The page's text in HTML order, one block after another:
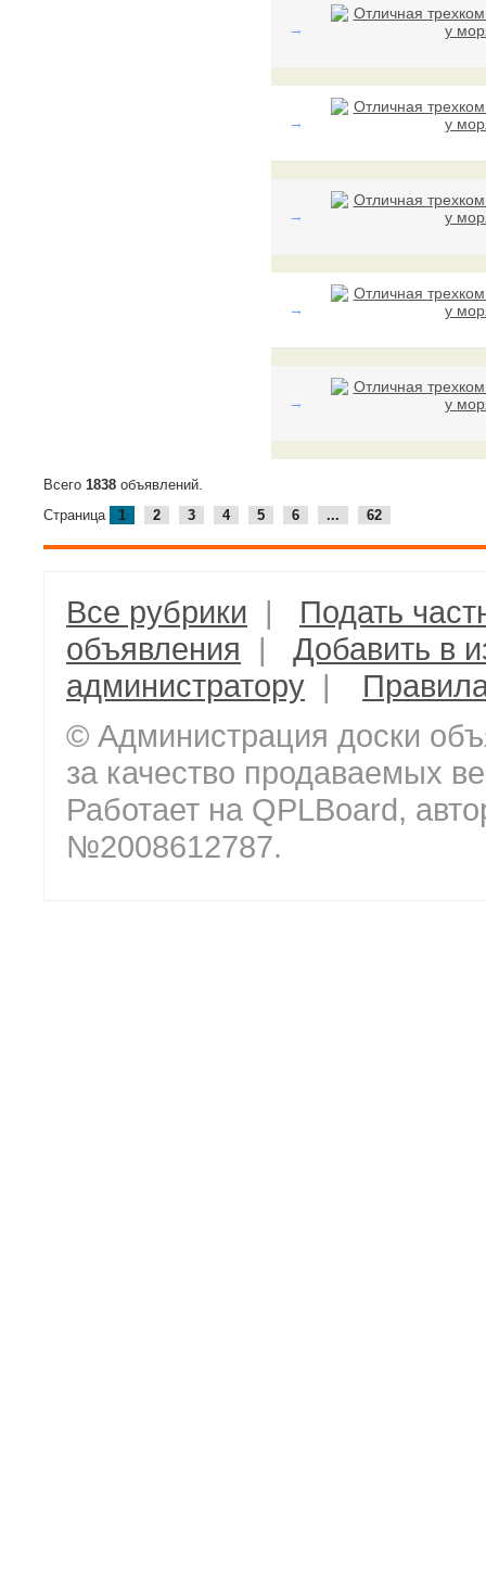
→
→
→
→
→
Всего 1838 объявлений.
Страница
1 2 3 4 5 6 ... 62
Все рубрики | Подать
объявления | Добавить в
администратору |
© Администрация доски
за качество продаваемых
Работает на QPLBoard,
№2008612787.